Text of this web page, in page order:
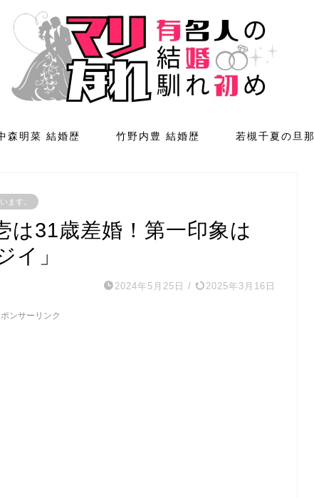
森明菜 結婚歴 竹野内豊 結婚歴 若槻千夏の旦那
ます。
は31歳差婚！第一印象は
イ」
2024年5月25日 / 2025年3月16日
ンサーリンク